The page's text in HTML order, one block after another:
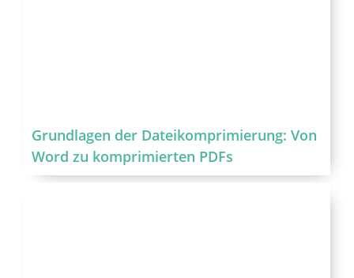
Grundlagen der Dateikomprimierung: Von
Word zu komprimierten PDFs